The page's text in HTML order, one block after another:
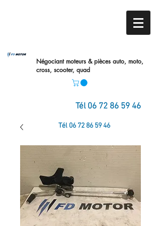
Négociant moteurs & pièces auto, moto,
cross, scooter, quad
Tél 06 72 86 59 46
Tél 06 72 86 59 46